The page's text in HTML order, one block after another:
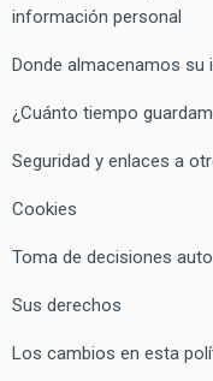
información personal
Donde almacenamos
¿Cuánto tiempo
Seguridad y enlaces a
Cookies
Toma de decisiones
Sus derechos
Los cambios en esta